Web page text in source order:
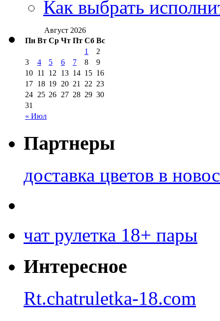
Как выбрать
Август 2026
Пн Вт Ср Чт Пт Сб Вс
« Июл
1
2
3
4 5 6 7 8
9
10 11 12 13 14 15 16
17 18 19 20 21 22 23
24 25 26 27 28 29 30
31
Партнеры
доставка цветов в
чат рулетка 18+ пары
Интересное
Rt.chatruletka-18.com